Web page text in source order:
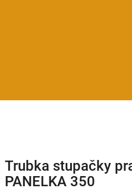
Trubka stupačky
PANELKA 350